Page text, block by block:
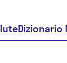
Dizionario